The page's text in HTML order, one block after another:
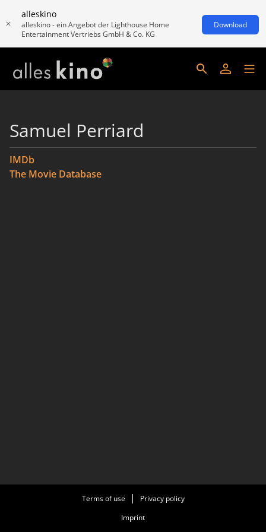
alleskino
alleskino - ein Angebot der Lighthouse Home
Entertainment Vertriebs GmbH & Co. KG
Download
Samuel Perriard
IMDb
The Movie Database
Terms of use
Privacy policy
Imprint